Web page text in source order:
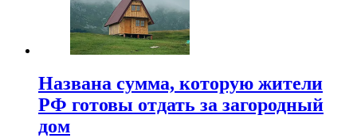
Названа сумма, которую жители
РФ готовы отдать за загородный
дом